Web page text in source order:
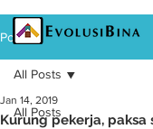
Post
All Posts
All Posts
Kurung pekerja,
Jan 14, 2019